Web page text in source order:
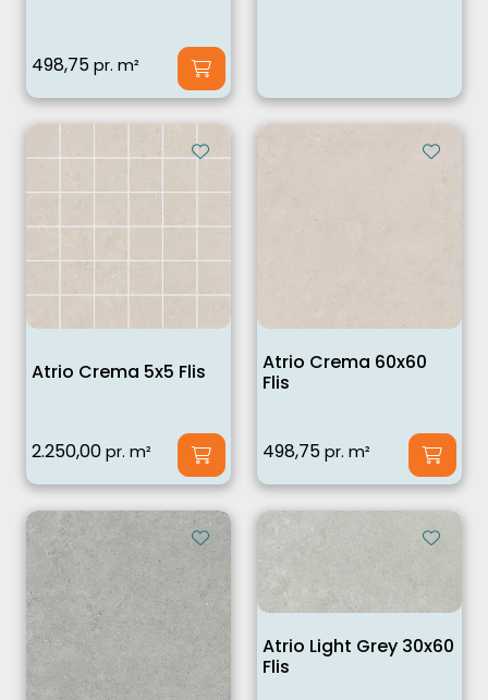
498,75 pr. m²
Atrio Crema 5x5 Flis
2.250,00 pr. m²
Atrio Crema 60x60
Flis
498,75 pr. m²
Atrio Light Grey 30x60
Flis